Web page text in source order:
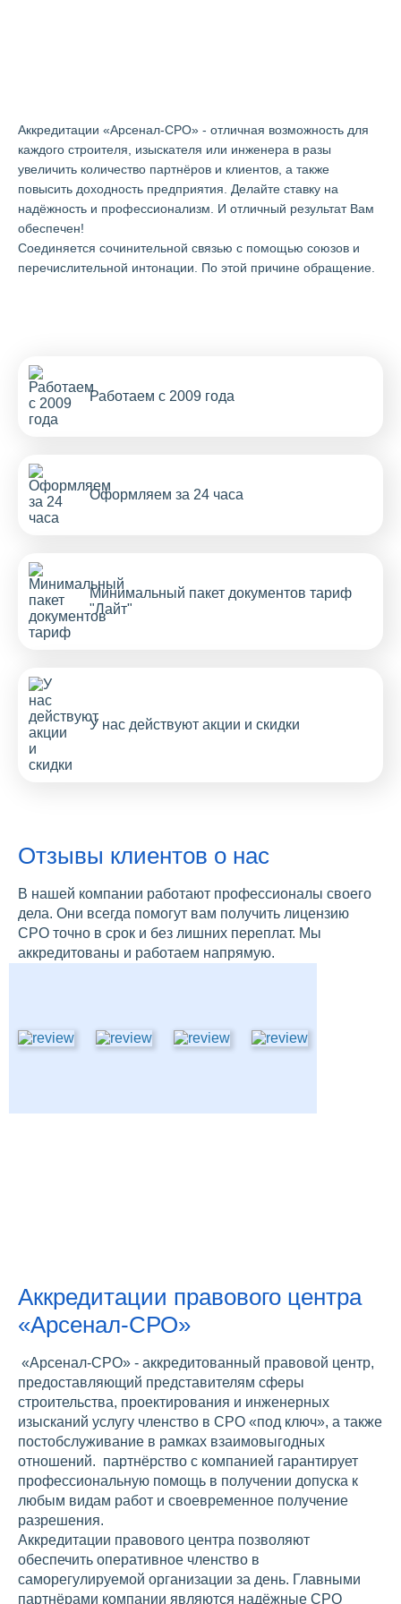
Аккредитации «Арсенал-СРО» - отличная возможность для
каждого строителя, изыскателя или инженера в разы
увеличить количество партнёров и клиентов, а также
повысить доходность предприятия. Делайте ставку на
надёжность и профессионализм. И отличный результат Вам
обеспечен!
Cоединяется сочинительной связью с помощью союзов и
перечислительной интонации. По этой причине обращение.
Работаем с 2009 года
Оформляем за 24 часа
Минимальный пакет документов тариф
"Лайт"
У нас действуют акции и скидки
Отзывы клиентов о нас
В нашей компании работают профессионалы своего
дела. Они всегда помогут вам получить лицензию
СРО точно в срок и без лишних переплат. Мы
аккредитованы и работаем напрямую.
Аккредитации правового центра
«Арсенал-СРО»
«Арсенал-СРО» - аккредитованный правовой центр,
предоставляющий представителям сферы
строительства, проектирования и инженерных
изысканий услугу членство в СРО «под ключ», а также
постобслуживание в рамках взаимовыгодных
отношений. партнёрство с компанией гарантирует
профессиональную помощь в получении допуска к
любым видам работ и своевременное получение
разрешения.
Аккредитации правового центра позволяют
обеспечить оперативное членство в
саморегулируемой организации за день. Главными
партнёрами компании являются надёжные СРО